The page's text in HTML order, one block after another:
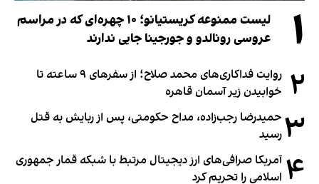
۱
لیست ممنوعه کریستیانو؛ ۱۰ چهره‌ای که در مراسم
عروسی رونالدو و جورجینا جایی ندارند
۲
روایت فداکاری‌های محمد صلاح؛ از سفرهای ۹ ساعته تا
خوابیدن زیر آسمان قاهره
۳ حمیدرضا رجب‌زاده، مداح حکومتی، پس از ربایش به قتل
رسید
۴ آمریکا صرافی‌های ارز دیجیتال مرتبط با شبکه قمار جمهوری
اسلامی را تحریم کرد